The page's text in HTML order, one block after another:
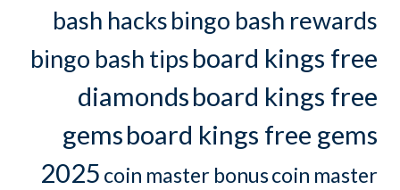
bash hacksbingo bash rewards
bingo bash tipsboard kings free
diamondsboard kings free
gemsboard kings free gems
2025 coin master bonuscoin master